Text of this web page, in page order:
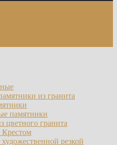
из гранита
памятники
цветного гранита
резкой